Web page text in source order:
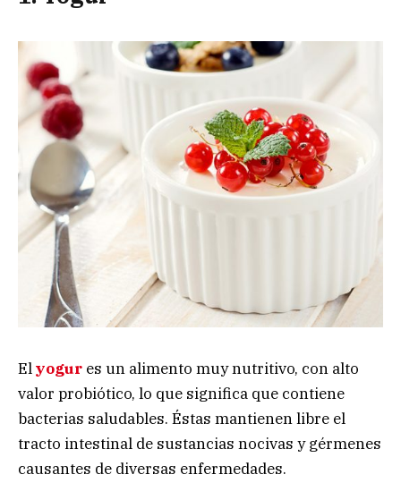
Elyogur es un alimento muy nutritivo, con alto
valor probiótico, lo que significa que contiene
bacterias saludables. Éstas mantienen libre el
tracto intestinal de sustancias nocivas y gérmenes
causantes de diversas enfermedades.